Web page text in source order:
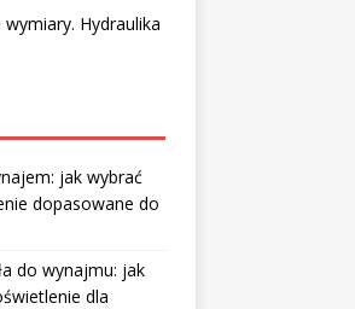
Hydraulika
jak wybrać
dopasowane do
do wynajmu: jak
dla